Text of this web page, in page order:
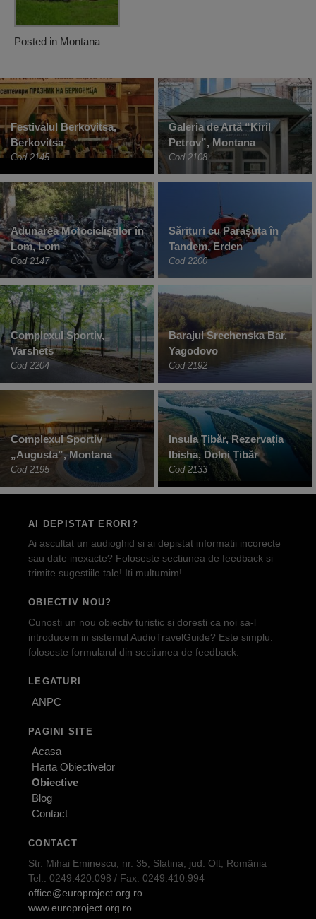
Posted in Montana
Festivalul Berkovitsa,
Berkovitsa
Cod 2145
Galeria de Artă “Kiril
Petrov”, Montana
Cod 2108
Adunarea Motocicliștilor în
Lom, Lom
Cod 2147
Sărituri cu Parașuta în
Tandem, Erden
Cod 2200
Complexul Sportiv,
Varshets
Cod 2204
Barajul Srechenska Bar,
Yagodovo
Cod 2192
Complexul Sportiv
„Augusta”, Montana
Cod 2195
Insula Țibăr, Rezervația
Ibisha, Dolni Țibăr
Cod 2133
AI DEPISTAT ERORI?
Ai ascultat un audioghid si ai depistat informatii incorecte
sau date inexacte? Foloseste sectiunea de feedback si
trimite sugestiile tale! Iti multumim!
OBIECTIV NOU?
Cunosti un nou obiectiv turistic si doresti ca noi sa-l
introducem in sistemul AudioTravelGuide? Este simplu:
foloseste formularul din sectiunea de feedback.
LEGATURI
ANPC
PAGINI SITE
Acasa
Harta Obiectivelor
Obiective
Blog
Contact
CONTACT
Str. Mihai Eminescu, nr. 35, Slatina, jud. Olt, România
Tel.: 0249.420.098 / Fax: 0249.410.994
office@europroject.org.ro
www.europroject.org.ro